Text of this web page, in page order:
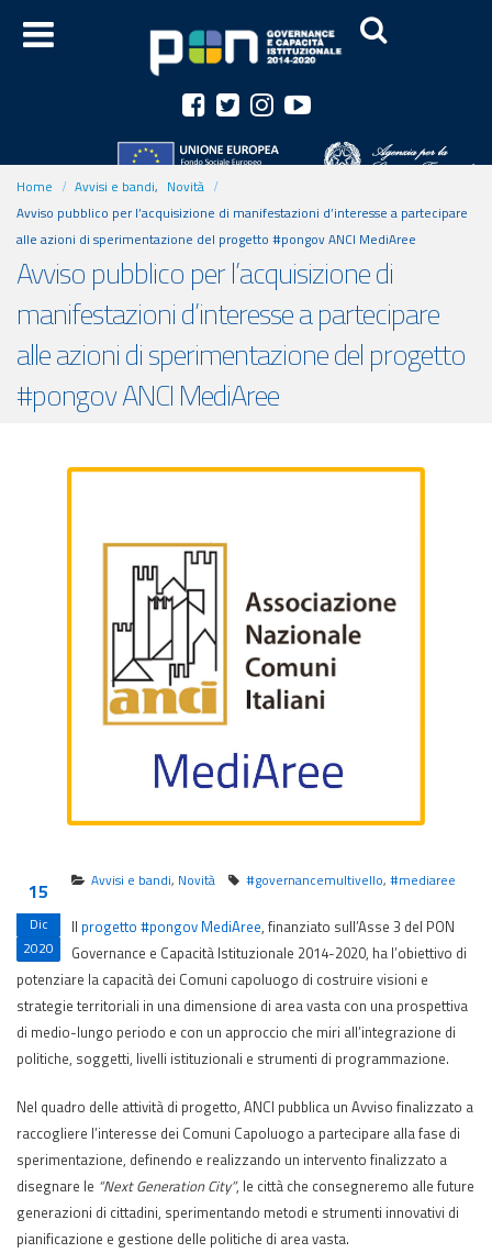
Home Avvisi e bandi, Novità
Avviso pubblico per l’acquisizione di manifestazioni d’interesse a partecipare
alle azioni di sperimentazione del progetto #pongov ANCI MediAree
Avviso pubblico per l’acquisizione di
manifestazioni d’interesse a partecipare
alle azioni di sperimentazione del progetto
#pongov ANCI MediAree
15
Dic
2020
Avvisi e bandi, Novità #governancemultivello,#mediaree
Il progetto #pongov MediAree, finanziato sull’Asse 3 del PON
Governance e Capacità Istituzionale 2014-2020, ha l’obiettivo di
potenziare la capacità dei Comuni capoluogo di costruire visioni e
strategie territoriali in una dimensione di area vasta con una prospettiva
di medio-lungo periodo e con un approccio che miri all’integrazione di
politiche, soggetti, livelli istituzionali e strumenti di programmazione.
Nel quadro delle attività di progetto, ANCI pubblica un Avviso finalizzato a
raccogliere l’interesse dei Comuni Capoluogo a partecipare alla fase di
sperimentazione, definendo e realizzando un intervento finalizzato a
disegnare le “Next Generation City”, le città che consegneremo alle future
generazioni di cittadini, sperimentando metodi e strumenti innovativi di
pianificazione e gestione delle politiche di area vasta.